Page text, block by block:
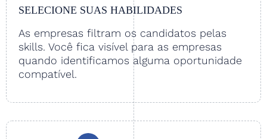
SELECIONE SUAS HABILIDADES
As empresas filtram os candidatos pelas
skills. Você fica visível para as empresas
quando identificamos alguma oportunidade
compatível.